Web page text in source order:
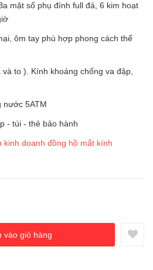
mặt số phụ đính full đá, 6 kim hoạt
ôm tay phù hợp phong cách thể
và to ). Kính khoáng chống va đập,
nước 5ATM
- túi - thẻ bảo hành
kinh doanh đồng hồ mắt kính
vào giỏ hàng